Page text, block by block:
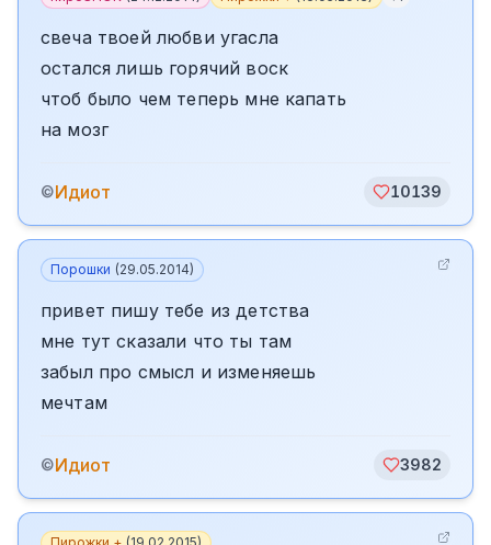
свеча твоей любви угасла
остался лишь горячий воск
чтоб было чем теперь мне капать
на мозг
©Идиот 10139
Порошки (29.05.2014)
привет пишу тебе из детства
мне тут сказали что ты там
забыл про смысл и изменяешь
мечтам
©Идиот 3982